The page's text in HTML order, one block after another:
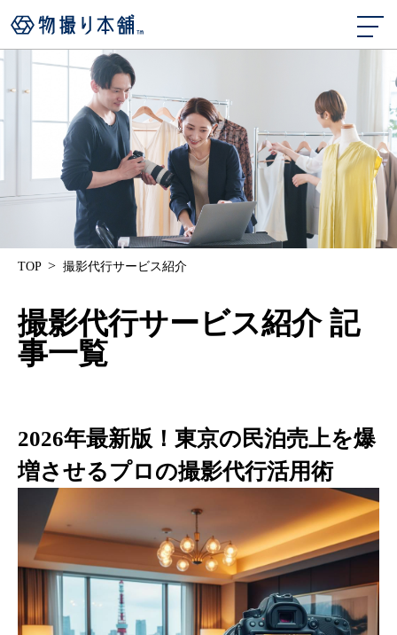
TOP > 撮影代行サービス紹介
撮影代行サービス紹介 記
事一覧
2026年最新版！東京の民泊売上を爆
増させるプロの撮影代行活用術